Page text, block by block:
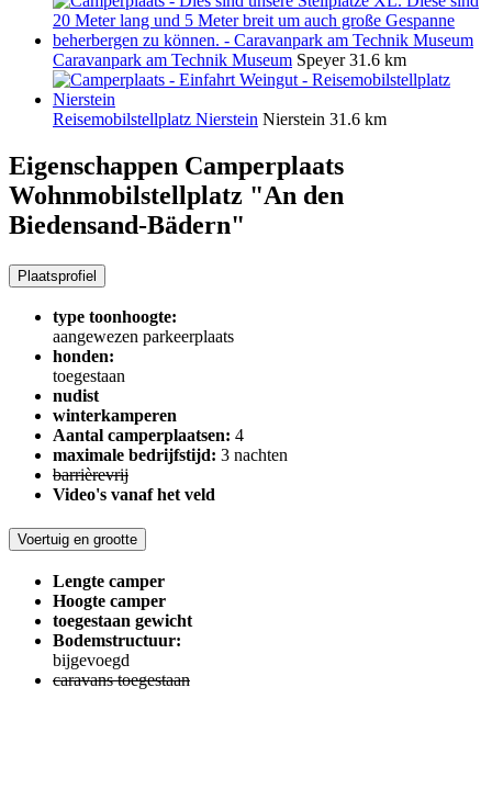
Caravanpark am Technik Museum Speyer 31.6 km
Reisemobilstellplatz Nierstein Nierstein 31.6 km
Eigenschappen Camperplaats
Wohnmobilstellplatz "An den
Biedensand-Bädern"
Plaatsprofiel
type toonhoogte:
aangewezen parkeerplaats
honden:
toegestaan
nudist
winterkamperen
Aantal camperplaatsen: 4
maximale bedrijfstijd: 3 nachten
barrièrevrij
Video's vanaf het veld
Voertuig en grootte
Lengte camper
Hoogte camper
toegestaan ​​gewicht
Bodemstructuur:
bijgevoegd
caravans toegestaan